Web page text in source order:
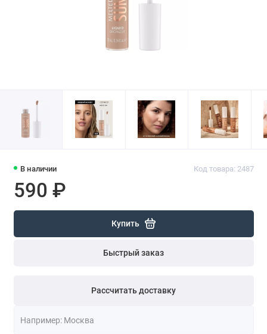
В наличии Код товара: 2487
590 ₽
Купить
Быстрый заказ
Рассчитать доставку